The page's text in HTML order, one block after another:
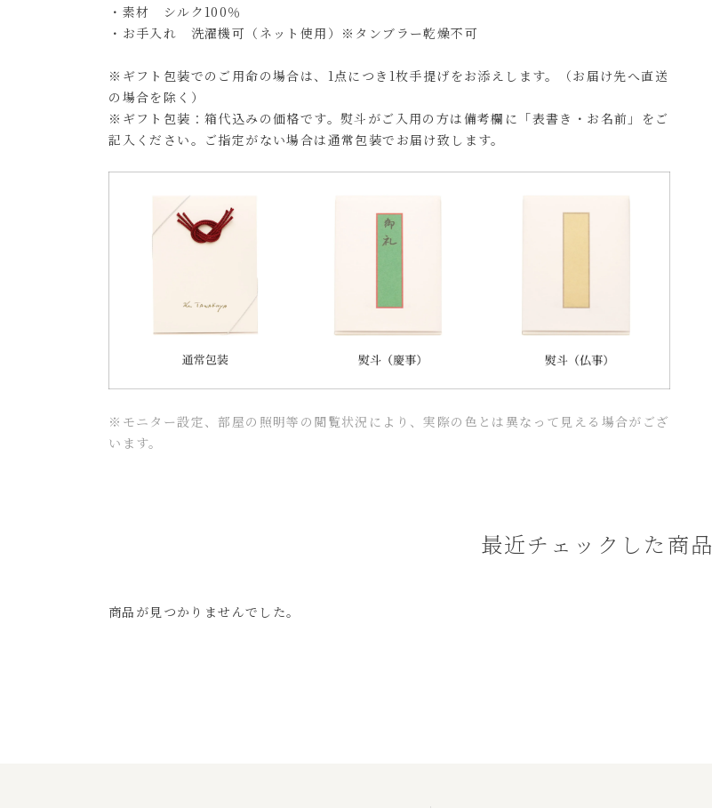
・素材 シルク100％
・お手入れ 洗濯機可（ネット使用）※タンブラー乾燥不可
※ギフト包装でのご用命の場合は、1点につき1枚手提げをお添えします。（お届け先へ直送
の場合を除く）
※ギフト包装：箱代込みの価格です。熨斗がご入用の方は備考欄に「表書き・お名前」をご
記入ください。ご指定がない場合は通常包装でお届け致します。
※モニター設定、部屋の照明等の閲覧状況により、実際の色とは異なって見える場合がござ
います。
最近チェックした商品
商品が見つかりませんでした。